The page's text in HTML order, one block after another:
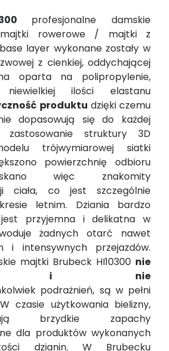
profesjonalne damskie
majtki rowerowe / majtki z
layer wykonane zostały w
z cienkiej, oddychającej
oparta na polipropylenie,
ilości elastanu
produktu dzięki czemu
dopasowują się do każdej
zastosowanie struktury 3D
trójwymiarowej siatki
powierzchnię odbioru
więc znakomity
ciała, co jest szczególnie
letnim. Dziania bardzo
przyjemna i delikatna w
żadnych otarć nawet
i intensywnych przejazdów.
majtki Brubeck HI10300 nie
i nie
podrażnień, są w pełni
czasie użytkowania bielizny,
brzydkie zapachy
dla produktów wykonanych
dzianin. W Brubecku